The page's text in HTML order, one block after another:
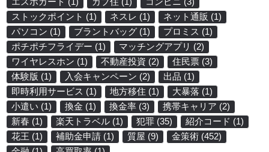
ストックポイント (1) ネスレ (1) ネット通販 (1)
パソコン (1) ブラントバッグ (1) プロミス (1)
ポチポチフライデー (1) マッチングアプリ (2)
ワイヤレスホン (1) 不動産投資 (2) 住民票 (3)
体験版 (1) 入会キャンペーン (2) 出品 (1)
即時利用サービス (1) 地方移住 (1) 大暴落 (1)
小遣い (1) 換金 (1) 換金率 (3) 携帯キャリア (2)
新春 (1) 楽天トラベル (1) 犯罪 (35) 紹介コード (1)
花王 (1) 補助金申請 (1) 質屋 (9) 金策術 (452)